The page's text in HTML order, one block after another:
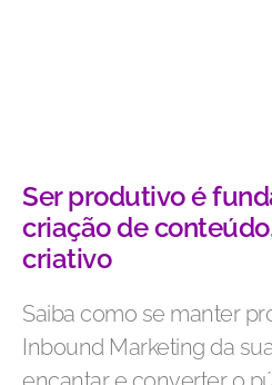
Ser produtivo é
criação de
criativo
Saiba como se manter
Inbound Marketing da